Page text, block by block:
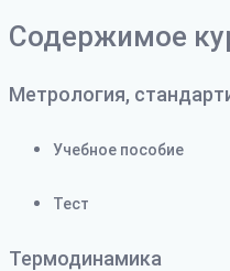
Содержимое
Метрология,
Учебное пособие
Тест
Термодинамика